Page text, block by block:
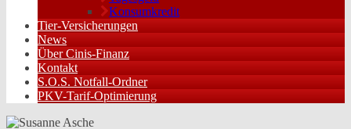
Konsumkredit
Tier-Versicherungen
News
Über Cinis-Finanz
Kontakt
S.O.S. Notfall-Ordner
PKV-Tarif-Optimierung